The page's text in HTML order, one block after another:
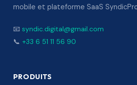
mobile et plateforme SaaS
📧 syndic.digital@gmail.com
📞 +33 6 51 11 56 90
PRODUITS